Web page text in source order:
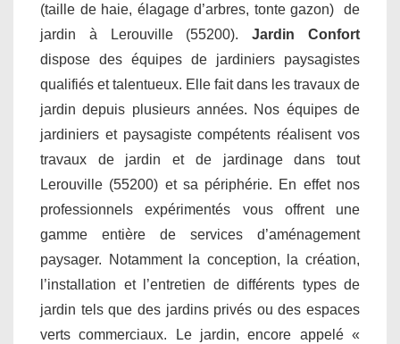
(taille de haie, élagage d’arbres, tonte gazon) de
jardin à Lerouville (55200).Jardin Confort
dispose des équipes de jardiniers paysagistes
qualifiés et talentueux. Elle fait dans les travaux de
jardin depuis plusieurs années. Nos équipes de
jardiniers et paysagiste compétents réalisent vos
travaux de jardin et de jardinage dans tout
Lerouville (55200) et sa périphérie. En effet nos
professionnels expérimentés vous offrent une
gamme entière de services d’aménagement
paysager. Notamment la conception, la création,
l’installation et l’entretien de différents types de
jardin tels que des jardins privés ou des espaces
verts commerciaux. Le jardin, encore appelé «